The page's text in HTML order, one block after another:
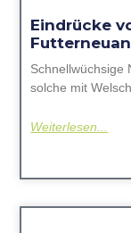
Eindrücke
Schnellwüchsige
solche mit
Weiterlesen...